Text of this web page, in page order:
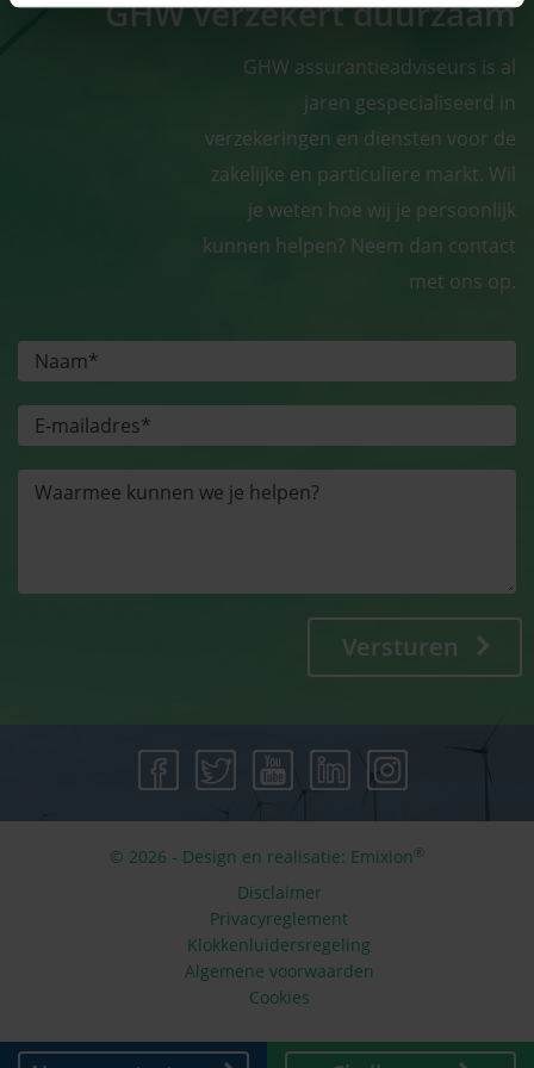
GHW verzekert duurzaam
GHW assurantieadviseurs is al
jaren gespecialiseerd in
verzekeringen en diensten voor de
zakelijke en particuliere markt. Wil
je weten hoe wij je persoonlijk
kunnen helpen? Neem dan contact
met ons op.
Versturen
© 2026 - Design en realisatie: Emixion®
Disclaimer
Privacyreglement
Klokkenluidersregeling
Algemene voorwaarden
Cookies